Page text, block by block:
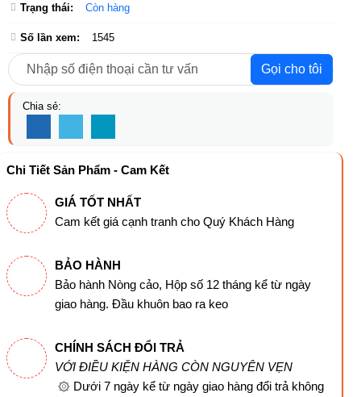
Trạng thái: Còn hàng
Số lần xem: 1545
Gọi cho tôi
Chia sẻ:
Chi Tiết Sản Phẩm - Cam Kết
GIÁ TỐT NHẤT
Cam kết giá cạnh tranh cho Quý Khách Hàng
BẢO HÀNH
Bảo hành Nòng cảo, Hộp số 12 tháng kể từ ngày
giao hàng. Đầu khuôn bao ra keo
CHÍNH SÁCH ĐỔI TRẢ
VỚI ĐIỀU KIỆN HÀNG CÒN NGUYÊN VẸN
۞ Dưới 7 ngày kể từ ngày giao hàng đổi trả không